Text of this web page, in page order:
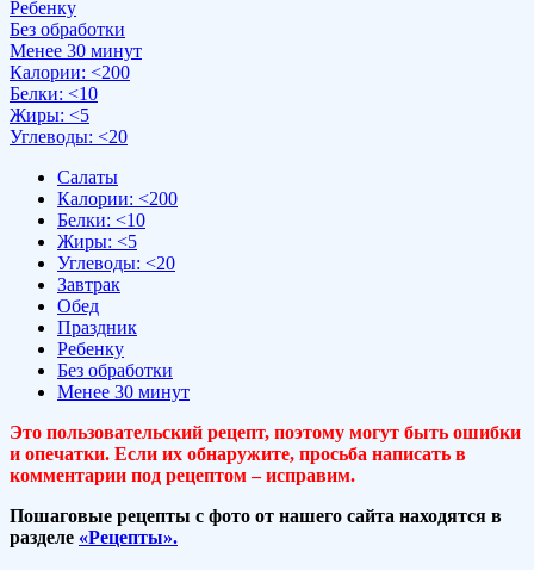
Ребенку
Без обработки
Менее 30 минут
Калории: <200
Белки: <10
Жиры: <5
Углеводы: <20
Салаты
Калории: <200
Белки: <10
Жиры: <5
Углеводы: <20
Завтрак
Обед
Праздник
Ребенку
Без обработки
Менее 30 минут
Это пользовательский рецепт, поэтому могут быть ошибки
и опечатки. Если их обнаружите, просьба написать в
комментарии под рецептом – исправим.
Пошаговые рецепты с фото от нашего сайта находятся в
разделе «Рецепты».